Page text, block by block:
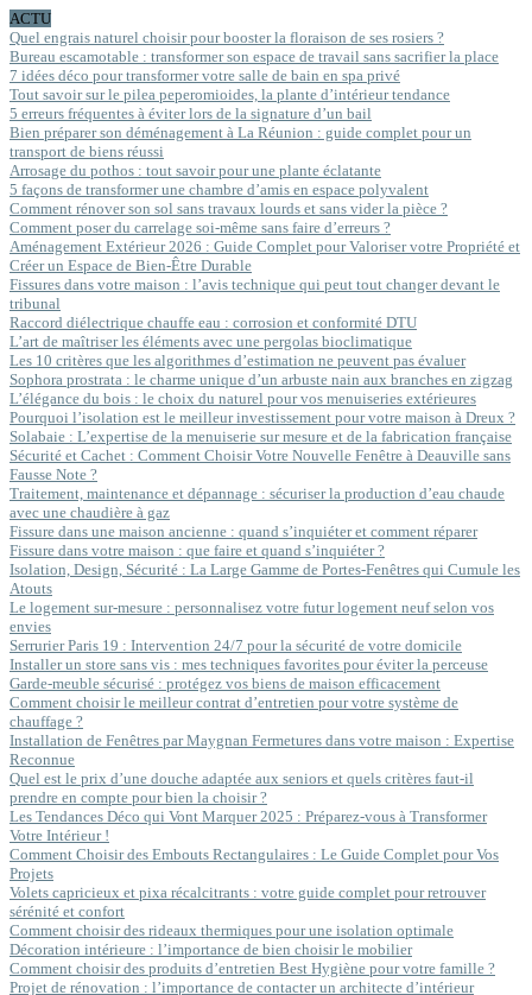
ACTU
Quel engrais naturel choisir pour booster la floraison de ses rosiers ?
Bureau escamotable : transformer son espace de travail sans sacrifier la place
7 idées déco pour transformer votre salle de bain en spa privé
Tout savoir sur le pilea peperomioides, la plante d’intérieur tendance
5 erreurs fréquentes à éviter lors de la signature d’un bail
Bien préparer son déménagement à La Réunion : guide complet pour un
transport de biens réussi
Arrosage du pothos : tout savoir pour une plante éclatante
5 façons de transformer une chambre d’amis en espace polyvalent
Comment rénover son sol sans travaux lourds et sans vider la pièce ?
Comment poser du carrelage soi-même sans faire d’erreurs ?
Aménagement Extérieur 2026 : Guide Complet pour Valoriser votre Propriété et
Créer un Espace de Bien-Être Durable
Fissures dans votre maison : l’avis technique qui peut tout changer devant le
tribunal
Raccord diélectrique chauffe eau : corrosion et conformité DTU
L’art de maîtriser les éléments avec une pergolas bioclimatique
Les 10 critères que les algorithmes d’estimation ne peuvent pas évaluer
Sophora prostrata : le charme unique d’un arbuste nain aux branches en zigzag
L’élégance du bois : le choix du naturel pour vos menuiseries extérieures
Pourquoi l’isolation est le meilleur investissement pour votre maison à Dreux ?
Solabaie : L’expertise de la menuiserie sur mesure et de la fabrication française
Sécurité et Cachet : Comment Choisir Votre Nouvelle Fenêtre à Deauville sans
Fausse Note ?
Traitement, maintenance et dépannage : sécuriser la production d’eau chaude
avec une chaudière à gaz
Fissure dans une maison ancienne : quand s’inquiéter et comment réparer
Fissure dans votre maison : que faire et quand s’inquiéter ?
Isolation, Design, Sécurité : La Large Gamme de Portes-Fenêtres qui Cumule les
Atouts
Le logement sur-mesure : personnalisez votre futur logement neuf selon vos
envies
Serrurier Paris 19 : Intervention 24/7 pour la sécurité de votre domicile
Installer un store sans vis : mes techniques favorites pour éviter la perceuse
Garde-meuble sécurisé : protégez vos biens de maison efficacement
Comment choisir le meilleur contrat d’entretien pour votre système de
chauffage ?
Installation de Fenêtres par Maygnan Fermetures dans votre maison : Expertise
Reconnue
Quel est le prix d’une douche adaptée aux seniors et quels critères faut-il
prendre en compte pour bien la choisir ?
Les Tendances Déco qui Vont Marquer 2025 : Préparez-vous à Transformer
Votre Intérieur !
Comment Choisir des Embouts Rectangulaires : Le Guide Complet pour Vos
Projets
Volets capricieux et pixa récalcitrants : votre guide complet pour retrouver
sérénité et confort
Comment choisir des rideaux thermiques pour une isolation optimale
Décoration intérieure : l’importance de bien choisir le mobilier
Comment choisir des produits d’entretien Best Hygiène pour votre famille ?
Projet de rénovation : l’importance de contacter un architecte d’intérieur